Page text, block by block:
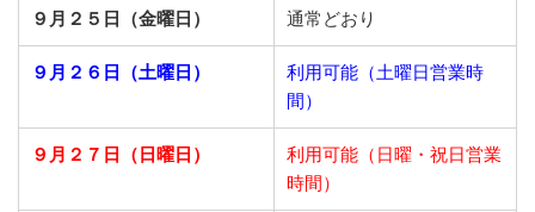
９月２５日（金曜日） 通常どおり
９月２６日（土曜日）
利用可能（土曜日営業時
間）
９月２７日（日曜日）
利用可能（日曜・祝日営業
時間）